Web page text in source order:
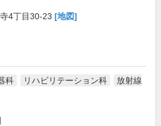
4丁目30-23 [地図]
科 リハビリテーション科
放射線